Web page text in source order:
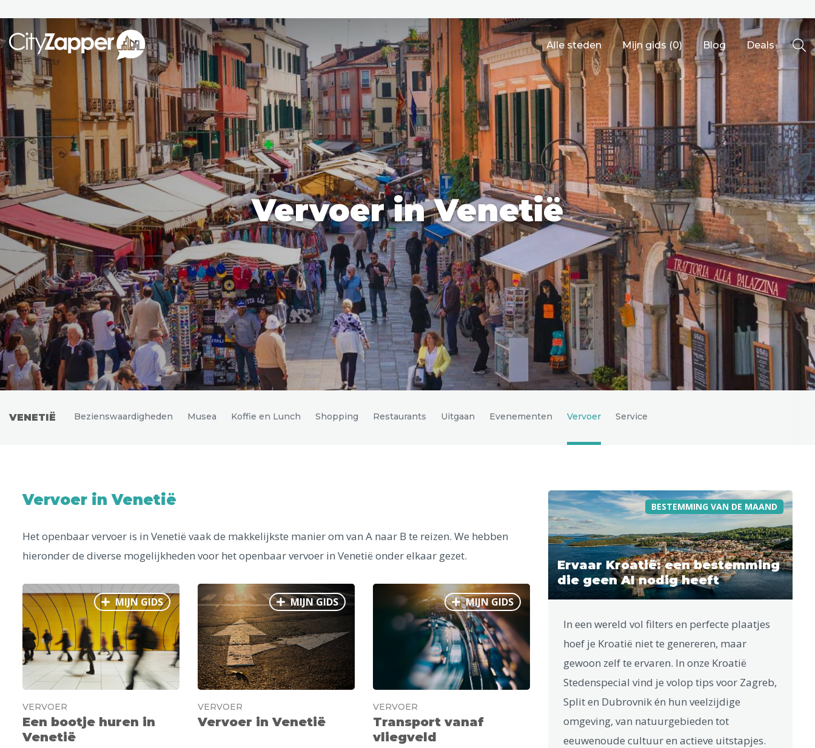
Alle steden Mijn gids (0) Blog Deals
Alle steden
Nederland
België
Duitsland
Europa
Noord-Amerika
Azië
Andere wereldsteden
Uitgelichte bestemmingen
Alle steden
Phoenix Dresden Ålesund
Parijs Tokio Amsterdam Barcelona Dubai Milaan Singapore Rome Berlijn Mechelen
Venetië
Florence
Dublin Hong Kong München Wenen Budapest Bangkok Madrid Vancouver
Alles bekijken
Vervoer in Venetië
VENETIË Bezienswaardigheden Musea Koffie en Lunch Shopping Restaurants Uitgaan Evenementen Vervoer Service
Vervoer in Venetië
Het openbaar vervoer is in Venetië vaak de makkelijkste manier om van A naar B te reizen. We hebben
hieronder de diverse mogelijkheden voor het openbaar vervoer in Venetië onder elkaar gezet.
MIJN GIDS
VERVOER
Een bootje huren in
Venetië
MIJN GIDS
VERVOER
Vervoer in Venetië
MIJN GIDS
VERVOER
Transport vanaf
vliegveld
BESTEMMING VAN DE MAAND
Ervaar Kroatië: een bestemming
die geen AI nodig heeft
In een wereld vol filters en perfecte plaatjes
hoef je Kroatië niet te genereren, maar
gewoon zelf te ervaren. In onze Kroatië
Stedenspecial vind je volop tips voor Zagreb,
Split en Dubrovnik én hun veelzijdige
omgeving, van natuurgebieden tot
eeuwenoude cultuur en actieve uitstapjes.